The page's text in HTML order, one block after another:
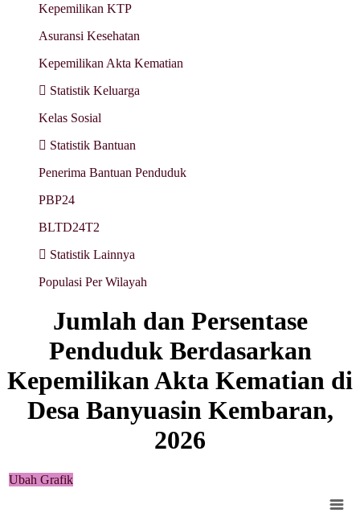
Kepemilikan KTP
Asuransi Kesehatan
Kepemilikan Akta Kematian
Statistik Keluarga
Kelas Sosial
Statistik Bantuan
Penerima Bantuan Penduduk
PBP24
BLTD24T2
Statistik Lainnya
Populasi Per Wilayah
Jumlah dan Persentase
Penduduk Berdasarkan
Kepemilikan Akta Kematian di
Desa Banyuasin Kembaran,
2026
Ubah Grafik